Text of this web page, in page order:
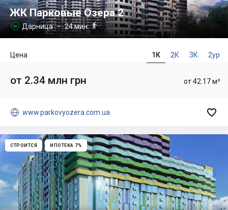
ЖК Парковые Озера 2
 Дарница– 24 мин.
1К 2К 3К 2ур
Цена
от 42.17 м²
от 2.34 млн грн
 www.parkovyozera.com.ua 
СТРОИТСЯ ИПОТЕКА 7%